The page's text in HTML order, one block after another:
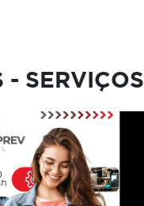
- SERVIÇOS